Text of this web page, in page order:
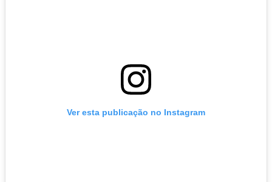
Ver esta publicação no Instagram